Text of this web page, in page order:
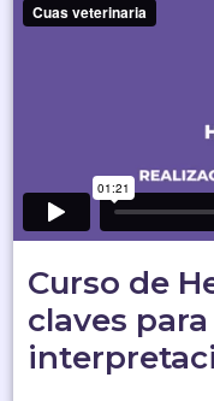
Curso de
claves